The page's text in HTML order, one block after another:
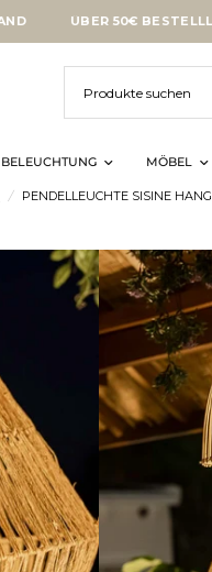
ÜBER 50€ BESTELLLUNG:
BELEUCHTUNG MÖBEL
/ PENDELLEUCHTE SISINE HANG